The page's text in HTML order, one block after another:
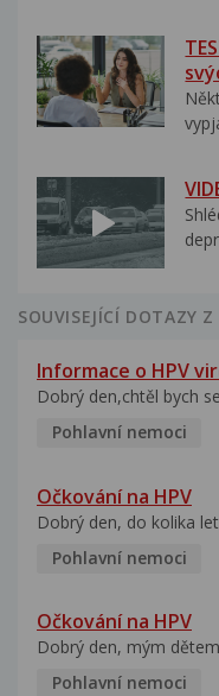
SOUVISEJÍCÍ DOTAZY Z
Informace o HPV
Dobrý den,chtěl bych
Pohlavní nemoci
Očkování na HPV
Dobrý den, do kolika
Pohlavní nemoci
Očkování na HPV
Dobrý den, mým
Pohlavní nemoci